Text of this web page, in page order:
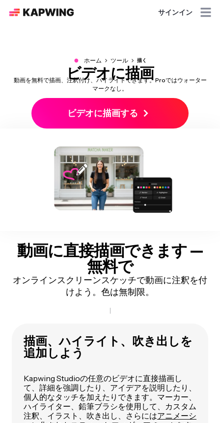
サインイン
● ホーム ツール 描く
ビデオに描画
動画を無料で描画、注釈付け、ハイライトできます。Proではウォーター
マークなし。
ビデオに描画する
動画に直接描画できます —
無料で
オンラインスクリーンスケッチで動画に注釈を付
けよう。色は無制限。
描画、ハイライト、吹き出しを
追加しよう
Kapwing Studioの任意のビデオに直接描画し
て、詳細を強調したり、アイデアを説明したり、
個人的なタッチを加えたりできます。マーカー、
ハイライター、鉛筆ブラシを使用して、カスタム
注釈、イラスト、吹き出し、さらにはアニメーシ